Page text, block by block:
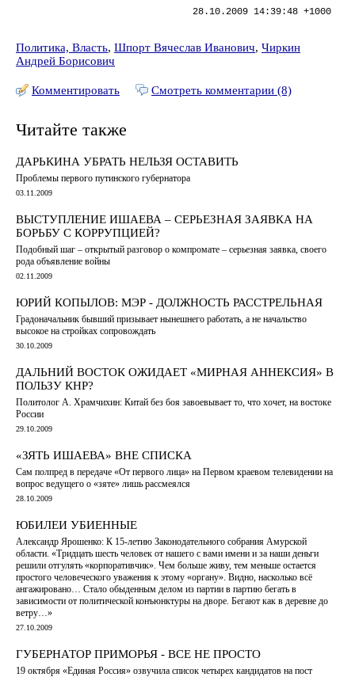
28.10.2009 14:39:48 +1000
Политика, Власть, Шпорт Вячеслав Иванович, Чиркин
Андрей Борисович
Комментировать Смотреть комментарии (8)
Читайте также
ДАРЬКИНА УБРАТЬ НЕЛЬЗЯ ОСТАВИТЬ
Проблемы первого путинского губернатора
03.11.2009
ВЫСТУПЛЕНИЕ ИШАЕВА – СЕРЬЕЗНАЯ ЗАЯВКА НА
БОРЬБУ С КОРРУПЦИЕЙ?
Подобный шаг – открытый разговор о компромате – серьезная заявка, своего
рода объявление войны
02.11.2009
ЮРИЙ КОПЫЛОВ: МЭР - ДОЛЖНОСТЬ РАССТРЕЛЬНАЯ
Градоначальник бывший призывает нынешнего работать, а не начальство
высокое на стройках сопровождать
30.10.2009
ДАЛЬНИЙ ВОСТОК ОЖИДАЕТ «МИРНАЯ АННЕКСИЯ» В
ПОЛЬЗУ КНР?
Политолог А. Храмчихин: Китай без боя завоевывает то, что хочет, на востоке
России
29.10.2009
«ЗЯТЬ ИШАЕВА» ВНЕ СПИСКА
Сам полпред в передаче «От первого лица» на Первом краевом телевидении на
вопрос ведущего о «зяте» лишь рассмеялся
28.10.2009
ЮБИЛЕИ УБИЕННЫЕ
Александр Ярошенко: К 15-летию Законодательного собрания Амурской
области. «Тридцать шесть человек от нашего с вами имени и за наши деньги
решили отгулять «корпоративчик». Чем больше живу, тем меньше остается
простого человеческого уважения к этому «органу». Видно, насколько всё
ангажировано… Стало обыденным делом из партии в партию бегать в
зависимости от политической конъюнктуры на дворе. Бегают как в деревне до
ветру…»
27.10.2009
ГУБЕРНАТОР ПРИМОРЬЯ - ВСЕ НЕ ПРОСТО
19 октября «Единая Россия» озвучила список четырех кандидатов на пост